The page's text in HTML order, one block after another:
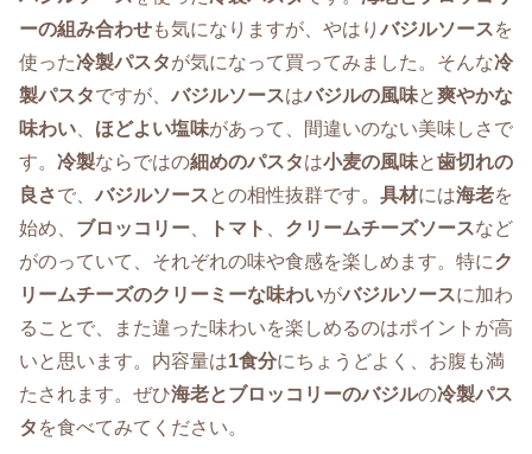
ーの組み合わせも気になりますが、やはり バジルソースを
使った冷製パスタが気になって買ってみました。そんな冷
製パスタですが、 バジルソースはバジルの風味と爽やかな
味わい
ほどよい塩味があって、間違いのない美味しさで
す。 冷製ならではの細めのパスタは小麦の風味と歯切れの
良さで、 バジルソースとの相性抜群です。 具材には海老を
始め、 ブロッコリー トマト クリームチーズソースなど
がのっていて、それぞれの味や食感を楽しめます。特にク
リームチーズのクリーミーな味わいがバジルソースに加わ
ることで、また違った味わいを楽しめるのはポイントが高
いと思います。内容量は1食分にちょうどよく、お腹も満
たされます。ぜひ海老とブロッコリーのバジルの冷製パス
タ を食べてみてください。